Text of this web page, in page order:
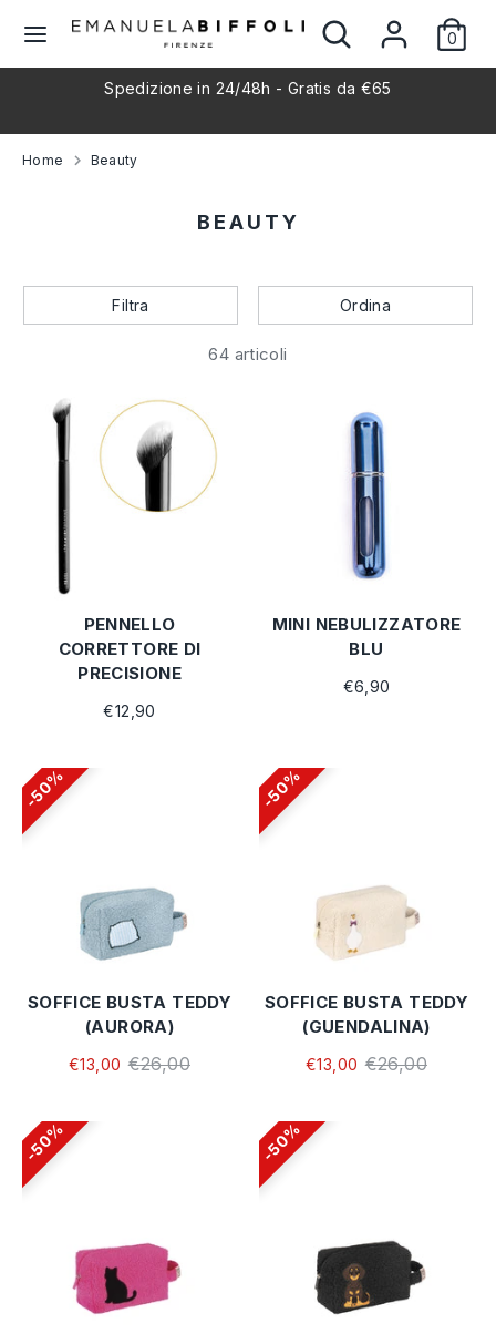
Cerca
Cerca
nostro
negozio
0
L
n
a
nel
nostro
Spedizione in 24/48h - Gratis da €65
Home Beauty
BEAUTY
Filtra Ordina
64 articoli
PENNELLO
CORRETTORE DI
PRECISIONE
€12,90
MINI NEBULIZZATORE
BLU
€6,90
50%
SOFFICE BUSTA TEDDY
(AURORA)
€13,00 €26,00
50%
SOFFICE BUSTA TEDDY
(GUENDALINA)
€13,00 €26,00
50% 50%